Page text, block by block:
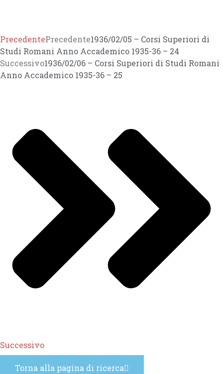
PrecedentePrecedente1936/02/05 – Corsi Superiori di
Studi Romani Anno Accademico 1935-36 – 24
Successivo1936/02/06 – Corsi Superiori di Studi Romani
Anno Accademico 1935-36 – 25
Successivo
Torna alla pagina di ricerca